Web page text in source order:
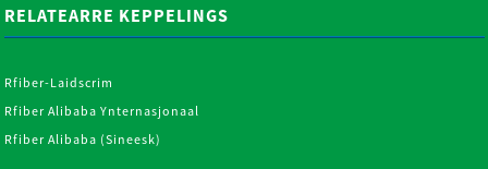
RELATEARRE KEPPELINGS
Rfiber-Laidscrim
Rfiber Alibaba Ynternasjonaal
Rfiber Alibaba (Sineesk)